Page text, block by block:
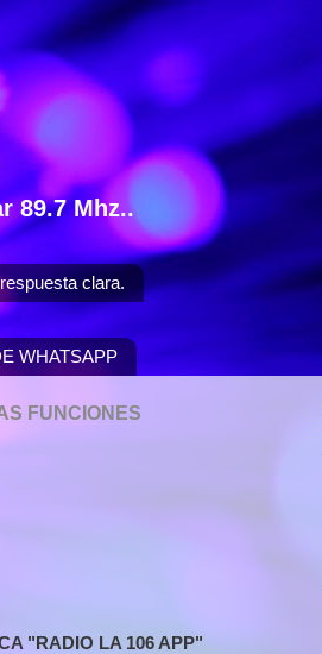
89.7 Mhz..
clara.
WHATSAPP
FUNCIONES
"RADIO LA 106 APP"